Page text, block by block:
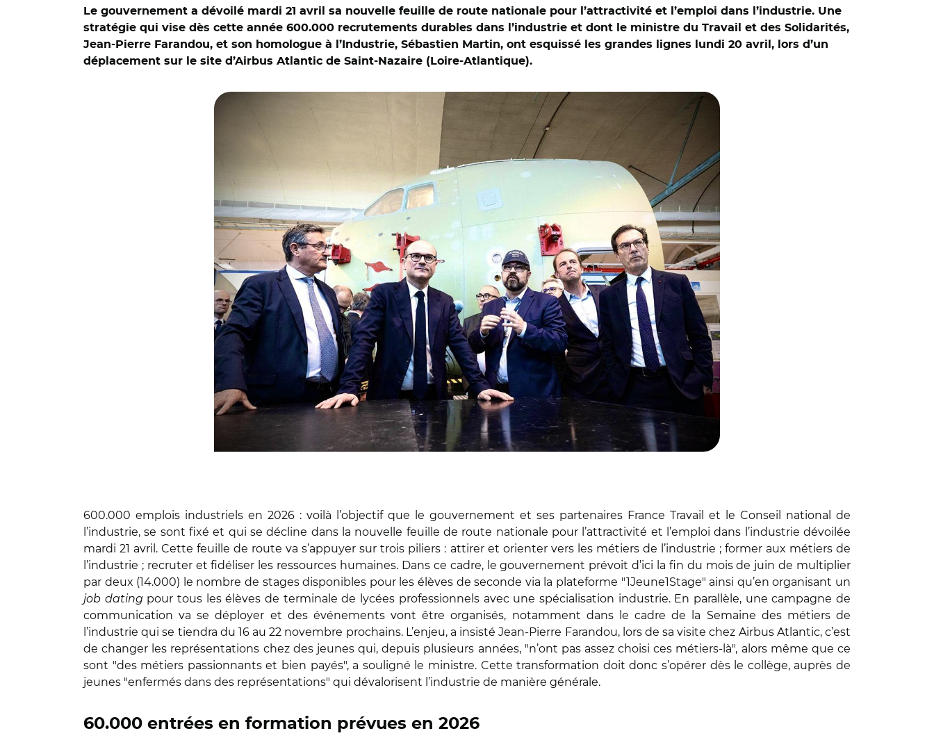
Le gouvernement a dévoilé mardi 21 avril sa nouvelle feuille de route nationale pour l’attractivité et l’emploi dans l’industrie. Une
stratégie qui vise dès cette année 600.000 recrutements durables dans l’industrie et dont le ministre du Travail et des Solidarités,
Jean-Pierre Farandou, et son homologue à l’Industrie, Sébastien Martin, ont esquissé les grandes lignes lundi 20 avril, lors d’un
déplacement sur le site d’Airbus Atlantic de Saint-Nazaire (Loire-Atlantique).
© @sbastien_martin/ Déplacement de Sébastien Martin, Thibaut Guilluy et Jean-Pierre Farandou sur
600.000 emplois industriels en 2026 : voilà l’objectif que le gouvernement et ses partenaires France Travail et le Conseil national de
l’industrie, se sont fixé et qui se décline dans la nouvelle feuille de route nationale pour l’attractivité et l’emploi dans l’industrie dévoilée
mardi 21 avril. Cette feuille de route va s’appuyer sur trois piliers : attirer et orienter vers les métiers de l’industrie ; former aux métiers de
l’industrie ; recruter et fidéliser les ressources humaines. Dans ce cadre, le gouvernement prévoit d’ici la fin du mois de juin de multiplier
par deux (14.000) le nombre de stages disponibles pour les élèves de seconde via la plateforme "1Jeune1Stage" ainsi qu’en organisant un
job datingpour tous les élèves de terminale de lycées professionnels avec une spécialisation industrie. En parallèle, une campagne de
communication va se déployer et des événements vont être organisés, notamment dans le cadre de la Semaine des métiers de
l’industrie qui se tiendra du 16 au 22 novembre prochains. L’enjeu, a insisté Jean-Pierre Farandou, lors de sa visite chez Airbus Atlantic, c’est
de changer les représentations chez des jeunes qui, depuis plusieurs années, "n’ont pas assez choisi ces métiers-là", alors même que ce
sont "des métiers passionnants et bien payés", a souligné le ministre. Cette transformation doit donc s’opérer dès le collège, auprès de
jeunes "enfermés dans des représentations" qui dévalorisent l’industrie de manière générale.
60.000 entrées en formation prévues en 2026